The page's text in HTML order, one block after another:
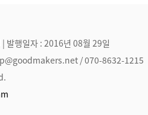
발행일자 : 2016년 08월 29일
/ 070-8632-1215